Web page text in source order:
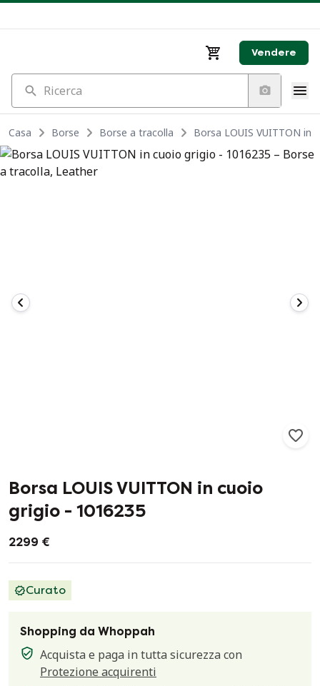
Vendere
Ricerca
Casa Borse Borse a tracolla Borsa LOUIS VUITTON in
Borsa LOUIS VUITTON in cuoio
grigio - 1016235
2299 €
Curato
Shopping da Whoppah
Acquista e paga in tutta sicurezza con
Protezione acquirenti